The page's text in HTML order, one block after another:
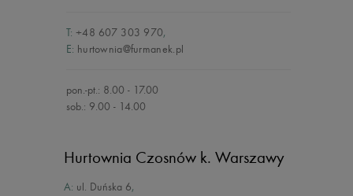
T: +48 607 303 970,
E: hurtownia@furmanek.pl
pon.-pt.: 8.00 - 17.00
sob.: 9.00 - 14.00
Hurtownia Czosnów k. Warszawy
A: ul. Duńska 6,